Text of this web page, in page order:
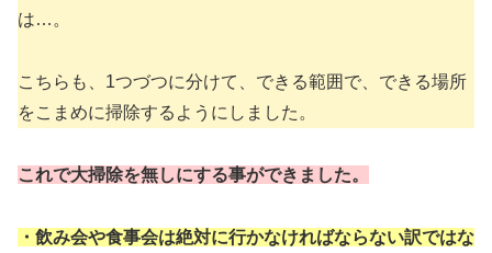
は…。
こちらも、1つづつに分けて、できる範囲で、できる場所
をこまめに掃除するようにしました。
これで大掃除を無しにする事ができました。
・飲み会や食事会は絶対に行かなければならない訳ではな